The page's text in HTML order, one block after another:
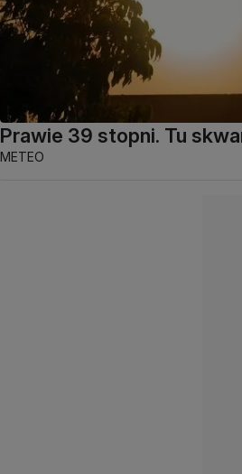
Prawie 39 stopni. Tu
METEO